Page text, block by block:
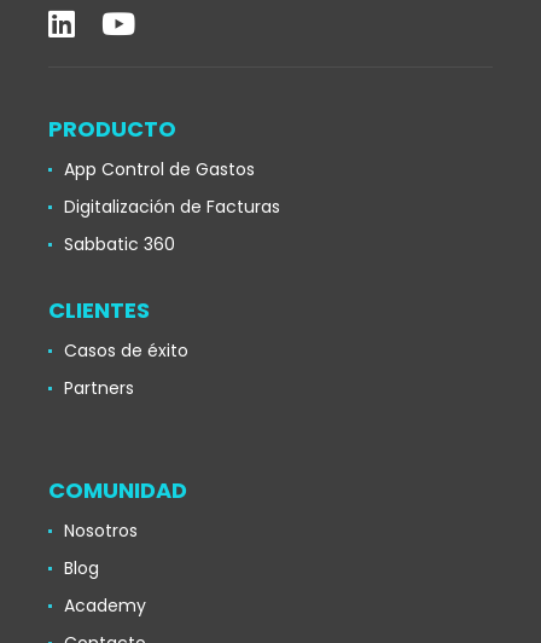
PRODUCTO
App Control de Gastos
Digitalización de Facturas
Sabbatic 360
CLIENTES
Casos de éxito
Partners
COMUNIDAD
Nosotros
Blog
Academy